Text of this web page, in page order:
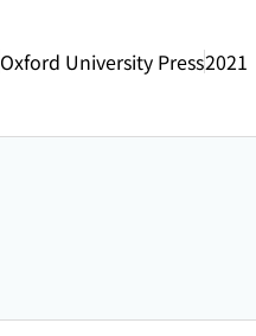
Oxford University Press2021